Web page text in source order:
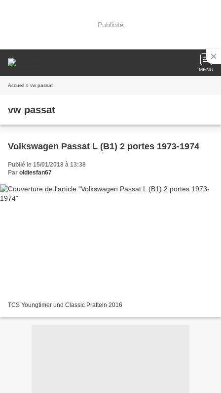
Publicité
MENU
Accueil » vw passat
vw passat
Volkswagen Passat L (B1) 2 portes 1973-1974
Publié le 15/01/2018 à 13:38
Par oldiesfan67
TCS Youngtimer und Classic Pratteln 2016